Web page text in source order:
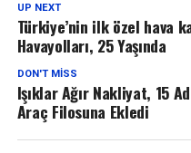
UP NEXT
Türkiye’nin ilk özel hava
Havayolları, 25 Yaşında
DON'T MISS
Işıklar Ağır Nakliyat, 15
Araç Filosuna Ekledi